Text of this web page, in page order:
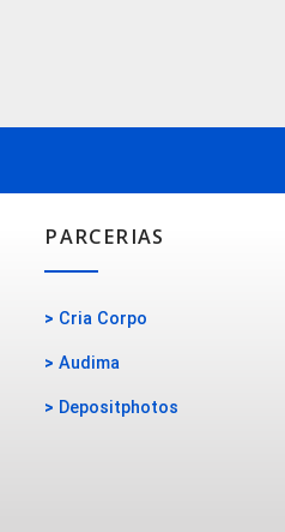
PARCERIAS
> Cria Corpo
> Audima
> Depositphotos